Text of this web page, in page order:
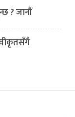
? जानौं